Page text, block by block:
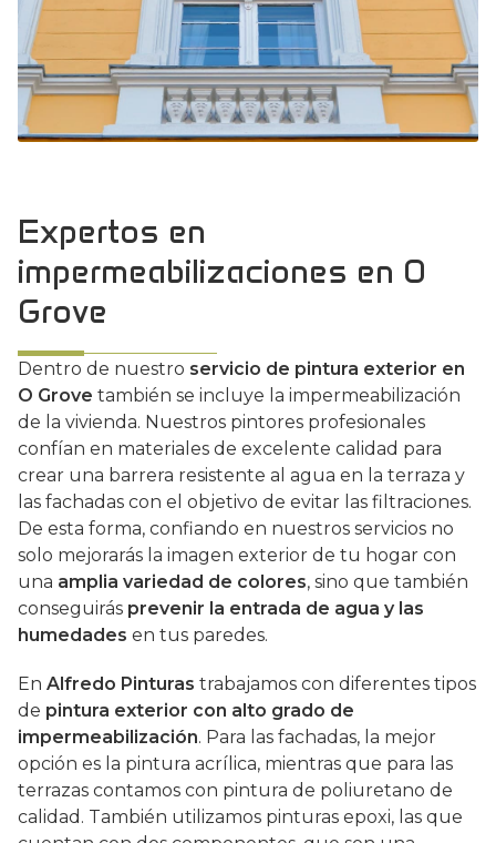
Expertos en
impermeabilizaciones en O
Grove
Dentro de nuestro servicio de pintura exterior en
O Grove también se incluye la impermeabilización
de la vivienda. Nuestros pintores profesionales
confían en materiales de excelente calidad para
crear una barrera resistente al agua en la terraza y
las fachadas con el objetivo de evitar las filtraciones.
De esta forma, confiando en nuestros servicios no
solo mejorarás la imagen exterior de tu hogar con
una amplia variedad de colores, sino que también
conseguirás prevenir la entrada de agua y las
humedades en tus paredes.
En Alfredo Pinturas trabajamos con diferentes tipos
de pintura exterior con alto grado de
impermeabilización. Para las fachadas, la mejor
opción es la pintura acrílica, mientras que para las
terrazas contamos con pintura de poliuretano de
calidad. También utilizamos pinturas epoxi, las que